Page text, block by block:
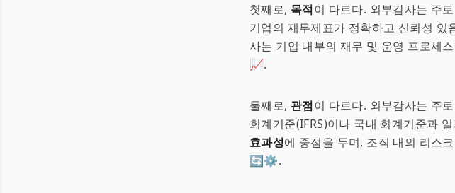
첫째로, 목적이 다르다. 외부감사는 주
기업의 재무제표가 정확하고 신뢰성
사는 기업 내부의 재무 및 운영 프로세
📈.
둘째로, 관점이 다르다. 외부감사는 주로
회계기준(IFRS)이나 국내 회계기준과
효과성에 중점을 두며, 조직 내의 리스
🔄⚙️.